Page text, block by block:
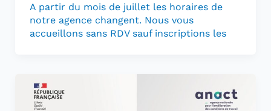
A partir du mois de juillet les horaires de
notre agence changent. Nous vous
accueillons sans RDV sauf inscriptions les